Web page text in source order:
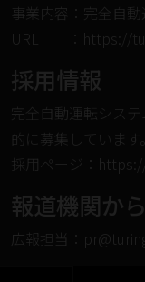
事業内容：完全自
URL ： https://
採⽤情報
完全⾃動運転シス
的に募集しています。
採⽤ページ：
報道機関か
広報担当：